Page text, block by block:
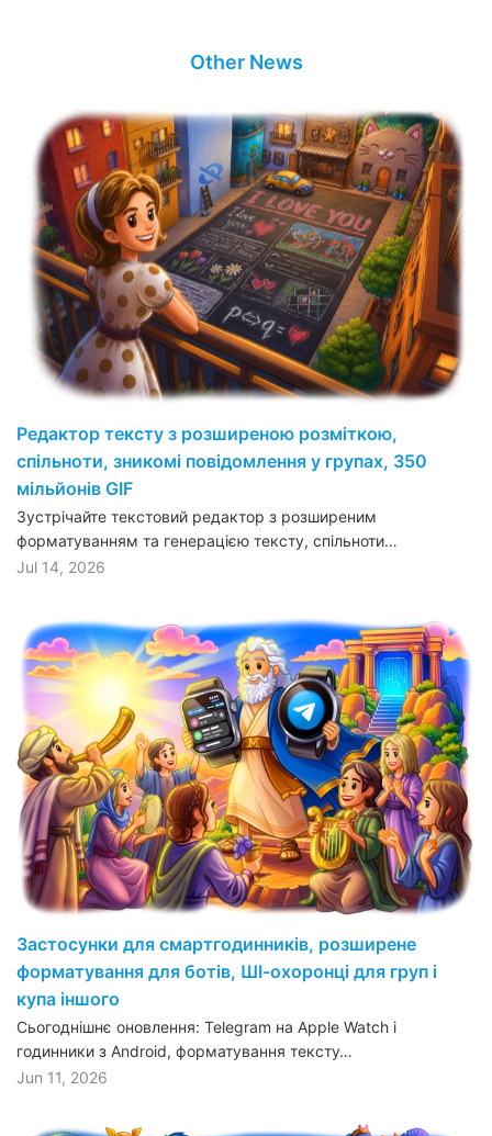
Other News
Редактор тексту з розширеною розміткою,
спільноти, зникомі повідомлення у групах, 350
мільйонів GIF
Зустрічайте текстовий редактор з розширеним
форматуванням та генерацією тексту, спільноти…
Jul 14, 2026
Застосунки для смартгодинників, розширене
форматування для ботів, ШІ-охоронці для груп і
купа іншого
Сьогоднішнє оновлення: Telegram на Apple Watch і
годинники з Android, форматування тексту…
Jun 11, 2026